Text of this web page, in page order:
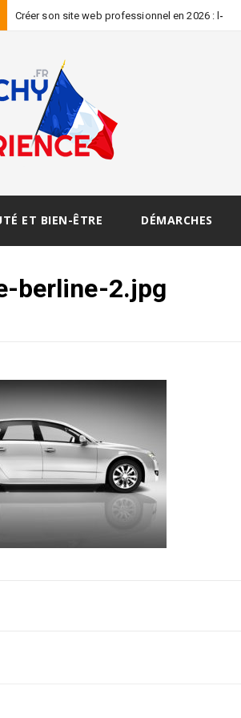
Créer son site web professionnel en 2026 : les err
ET BIEN-ÊTRE DÉMARCHES
berline-2.jpg